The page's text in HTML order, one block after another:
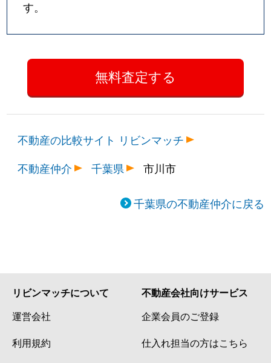
す。
不動産の比較サイト リビンマッチ
不動産仲介
千葉県 市川市
千葉県の不動産仲介に戻る
リビンマッチについて
運営会社
利用規約
不動産会社向けサービス
企業会員のご登録
仕入れ担当の方はこちら